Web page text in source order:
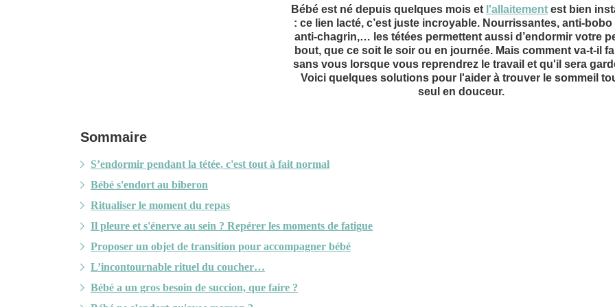
Bébé est né depuis quelques mois et l'allaitementest bien
: ce lien lacté, c’est juste incroyable. Nourrissantes, anti-bobo
anti-chagrin,… les tétées permettent aussi d’endormir votre
bout, que ce soit le soir ou en journée. Mais comment va-t-il
sans vous lorsque vous reprendrez le travail et qu'il sera
Voici quelques solutions pour l'aider à trouver le sommeil
seul en douceur.
Sommaire
S’endormir pendant la tétée, c'est tout à fait normal
Bébé s'endort au biberon
Ritualiser le moment du repas
Il pleure et s'énerve au sein ? Repérer les moments de fatigue
Proposer un objet de transition pour accompagner bébé
L’incontournable rituel du coucher…
Bébé a un gros besoin de succion, que faire ?